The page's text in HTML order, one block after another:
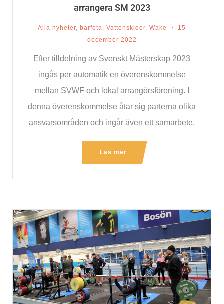
arrangera SM 2023
Alla nyheter barfota Vattenskidor Wake
15
december 2022
Efter tilldelning av Svenskt Mästerskap 2023
ingås per automatik en överenskommelse
mellan SVWF och lokal arrangörsförening. I
denna överenskommelse åtar sig parterna olika
ansvarsområden och ingår även ett samarbete.
Läs mer